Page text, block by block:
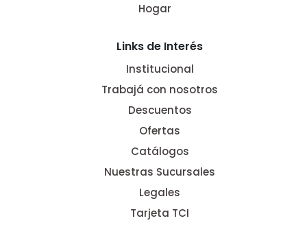
Hogar
Links de Interés
Institucional
Trabajá con nosotros
Descuentos
Ofertas
Catálogos
Nuestras Sucursales
Legales
Tarjeta TCI